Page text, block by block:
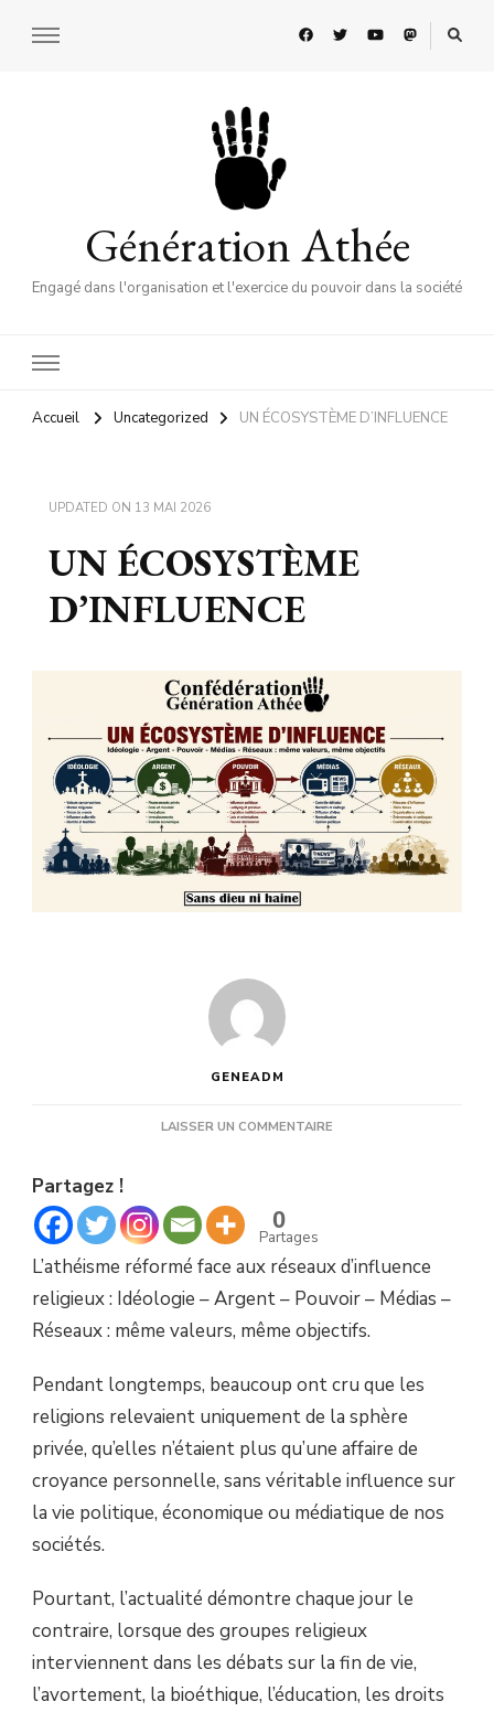
Génération Athée
Engagé dans l'organisation et l'exercice du pouvoir dans la société
Accueil Uncategorized UN ÉCOSYSTÈME D’INFLUENCE
UPDATED ON 13 MAI 2026
UN ÉCOSYSTÈME
D’INFLUENCE
GENEADM
LAISSER UN COMMENTAIRE
Partagez !
0
Partages
L’athéisme réformé face aux réseaux d’influence
religieux : Idéologie – Argent – Pouvoir – Médias –
Réseaux : même valeurs, même objectifs.
Pendant longtemps, beaucoup ont cru que les
religions relevaient uniquement de la sphère
privée, qu’elles n’étaient plus qu’une affaire de
croyance personnelle, sans véritable influence sur
la vie politique, économique ou médiatique de nos
sociétés.
Pourtant, l’actualité démontre chaque jour le
contraire, lorsque des groupes religieux
interviennent dans les débats sur la fin de vie,
l’avortement, la bioéthique, l’éducation, les droits